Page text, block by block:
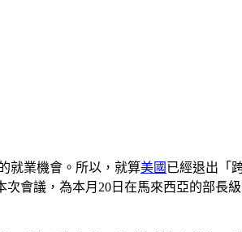
就業機會。所以，就算美國 已經退出「
會議，為本月20日在馬來西亞的部長